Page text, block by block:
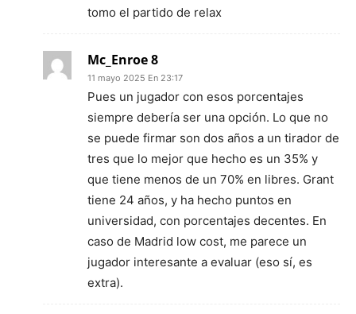
tomo el partido de relax
Mc_Enroe 8
11 mayo 2025 En 23:17
Pues un jugador con esos porcentajes
siempre debería ser una opción. Lo que no
se puede firmar son dos años a un tirador de
tres que lo mejor que hecho es un 35% y
que tiene menos de un 70% en libres. Grant
tiene 24 años, y ha hecho puntos en
universidad, con porcentajes decentes. En
caso de Madrid low cost, me parece un
jugador interesante a evaluar (eso sí, es
extra).